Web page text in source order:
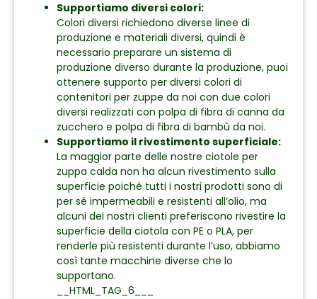
Supportiamo diversi colori:
Colori diversi richiedono diverse linee di
produzione e materiali diversi, quindi è
necessario preparare un sistema di
produzione diverso durante la produzione, puoi
ottenere supporto per diversi colori di
contenitori per zuppe da noi con due colori
diversi realizzati con polpa di fibra di canna da
zucchero e polpa di fibra di bambù da noi.
Supportiamo il rivestimento superficiale:
La maggior parte delle nostre ciotole per
zuppa calda non ha alcun rivestimento sulla
superficie poiché tutti i nostri prodotti sono di
per sé impermeabili e resistenti all’olio, ma
alcuni dei nostri clienti preferiscono rivestire la
superficie della ciotola con PE o PLA, per
renderle più resistenti durante l’uso, abbiamo
così tante macchine diverse che lo
supportano.
__HTML_TAG_6___